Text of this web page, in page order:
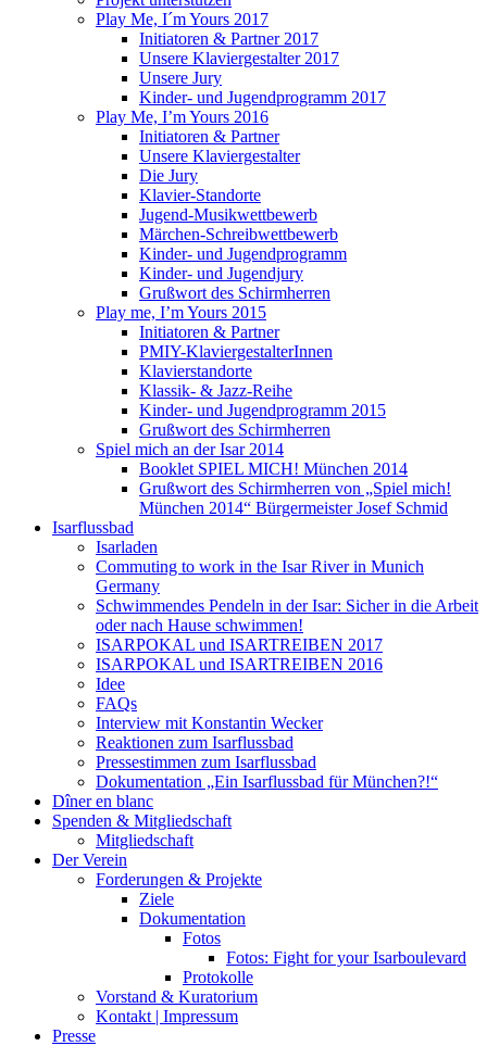
Play Me, I´m Yours 2017
Initiatoren & Partner 2017
Unsere Klaviergestalter 2017
Unsere Jury
Kinder- und Jugendprogramm 2017
Play Me, I’m Yours 2016
Initiatoren & Partner
Unsere Klaviergestalter
Die Jury
Klavier-Standorte
Jugend-Musikwettbewerb
Märchen-Schreibwettbewerb
Kinder- und Jugendprogramm
Kinder- und Jugendjury
Grußwort des Schirmherren
Play me, I’m Yours 2015
Initiatoren & Partner
PMIY-KlaviergestalterInnen
Klavierstandorte
Klassik- & Jazz-Reihe
Kinder- und Jugendprogramm 2015
Grußwort des Schirmherren
Spiel mich an der Isar 2014
Booklet SPIEL MICH! München 2014
Grußwort des Schirmherren von „Spiel mich!
München 2014“ Bürgermeister Josef Schmid
Isarflussbad
Isarladen
Commuting to work in the Isar River in Munich
Germany
Schwimmendes Pendeln in der Isar: Sicher in die Arbeit
oder nach Hause schwimmen!
ISARPOKAL und ISARTREIBEN 2017
ISARPOKAL und ISARTREIBEN 2016
Idee
FAQs
Interview mit Konstantin Wecker
Reaktionen zum Isarflussbad
Pressestimmen zum Isarflussbad
Dokumentation „Ein Isarflussbad für München?!“
Dîner en blanc
Spenden & Mitgliedschaft
Mitgliedschaft
Der Verein
Forderungen & Projekte
Ziele
Dokumentation
Fotos
Fotos: Fight for your Isarboulevard
Protokolle
Vorstand & Kuratorium
Kontakt | Impressum
Presse